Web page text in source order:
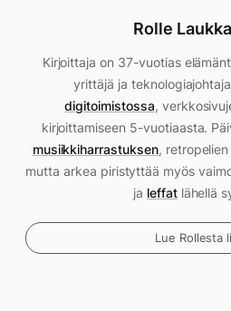
Rolle
Kirjoittaja on 37-vuotias
yrittäjä ja
digitoimistossa,
kirjoittamiseen 5-vuotiaasta.
musiikkiharrastuksen,
mutta arkea piristyttää myös
ja leffatlähellä
Lue Rollesta